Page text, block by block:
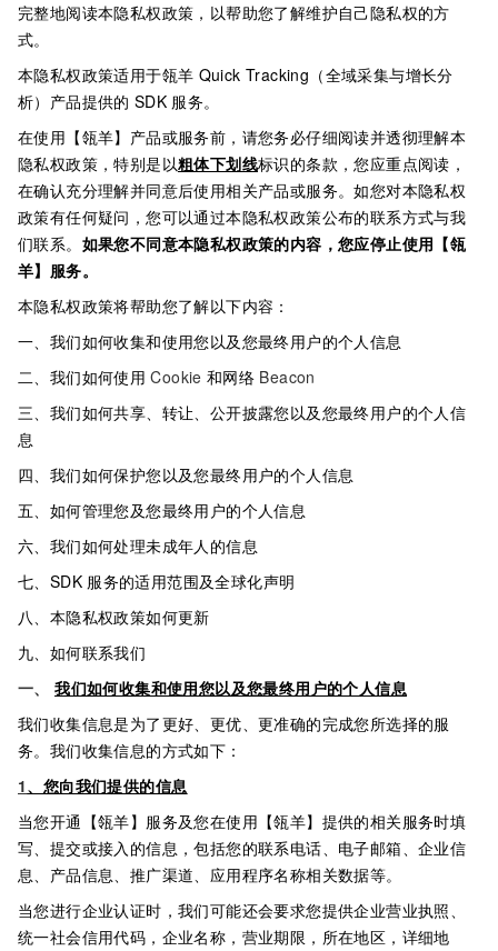
完整地阅读本隐私权政策，以帮助您了解维护自己隐私权的方
式。
本隐私权政策适用于瓴羊 Quick Tracking（全域采集与增长分
析）产品提供的 SDK 服务。
在使用【瓴羊】产品或服务前，请您务必仔细阅读并透彻理解本
隐私权政策，特别是以粗体下划线标识的条款，您应重点阅读，
在确认充分理解并同意后使用相关产品或服务。如您对本隐私权
政策有任何疑问，您可以通过本隐私权政策公布的联系方式与我
们联系。 如果您不同意本隐私权政策的内容，您应停止使用【瓴
羊】服务。
本隐私权政策将帮助您了解以下内容：
一、我们如何收集和使用您以及您最终用户的个人信息
二、我们如何使用 Cookie 和网络 Beacon
三、我们如何共享、转让、公开披露您以及您最终用户的个人信
息
四、我们如何保护您以及您最终用户的个人信息
五、如何管理您及您最终用户的个人信息
六、我们如何处理未成年人的信息
七、SDK 服务的适用范围及全球化声明
八、本隐私权政策如何更新
九、如何联系我们
一、我们如何收集和使用您以及您最终用户的个人信息
我们收集信息是为了更好、更优、更准确的完成您所选择的服
务。我们收集信息的方式如下：
1、您向我们提供的信息
当您开通【瓴羊】服务及您在使用【瓴羊】提供的相关服务时填
写、提交或接入的信息，包括您的联系电话、电子邮箱、企业信
息、产品信息、推广渠道、应用程序名称相关数据等。
当您进行企业认证时，我们可能还会要求您提供企业营业执照、
统一社会信用代码，企业名称，营业期限，所在地区，详细地